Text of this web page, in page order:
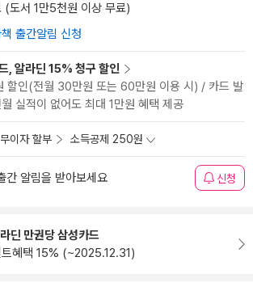
(도서 1만5천원 이상 무료)
출간알림 신청
, 알라딘 15% 청구 할인
할인(전월 30만원 또는 60만원 이용 시) / 카드 발
실적이 없어도 최대 1만원 혜택 제공
무이자 할부 소득공제 250원
간 알림을 받아보세요 신청
딘 만권당 삼성카드
혜택 15% (~2025.12.31)